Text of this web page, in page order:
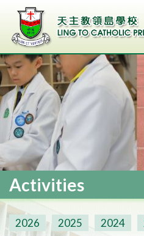
Activities
2026 2025 2024